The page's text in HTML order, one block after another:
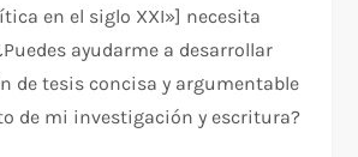
en el siglo XXI»] necesita
ayudarme a desarrollar
de tesis concisa y argumentable
de mi investigación y escritura?